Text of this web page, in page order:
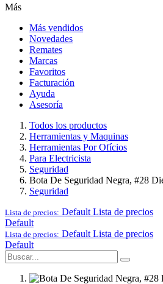
Más
Más vendidos
Novedades
Remates
Marcas
Favoritos
Facturación
Ayuda
Asesoría
Todos los productos
Herramientas y Maquinas
Herramientas Por Ofícios
Para Electricista
Seguridad
Bota De Seguridad Negra, #28
Seguridad
Lista de precios: Default Lista de precios
Default
Lista de precios: Default Lista de precios
Default